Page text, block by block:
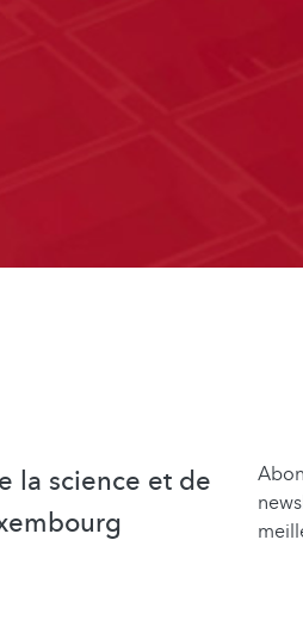
la science et de